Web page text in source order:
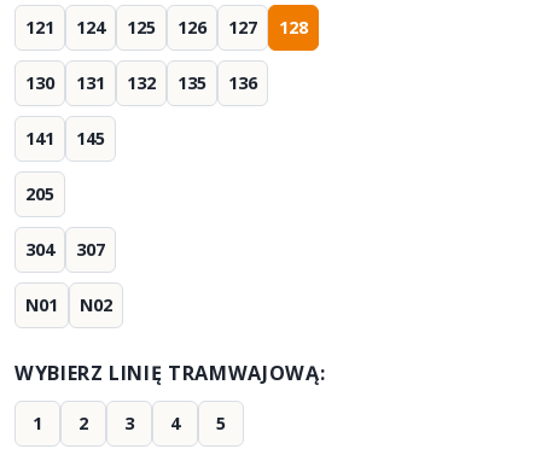
121 124 125 126 127 128
130 131 132 135 136
141 145
205
304 307
N01 N02
WYBIERZ LINIĘ TRAMWAJOWĄ:
1 2 3 4 5